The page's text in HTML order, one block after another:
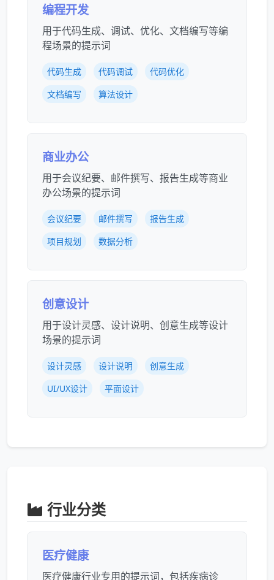
编程开发
用于代码生成、调试、优化、文档编写等编
程场景的提示词
代码生成 代码调试
代码优化
文档编写
算法设计
商业办公
用于会议纪要、邮件撰写、报告生成等商业
办公场景的提示词
会议纪要 邮件撰写
报告生成
项目规划
数据分析
创意设计
用于设计灵感、设计说明、创意生成等设计
场景的提示词
设计灵感 设计说明
创意生成
UI/UX设计
平面设计
行业分类
医疗健康
医疗健康行业专用的提示词，包括疾病诊